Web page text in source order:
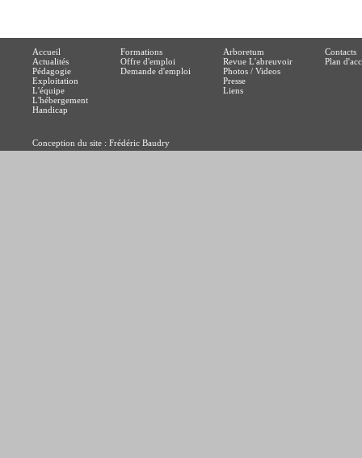
Accueil
Actualités
Pédagogie
Exploitation
L'équipe
L'hébergement
Handicap
Formations
Offre d'emploi
Demande d'emploi
Arboretum
Revue L'abreuvoir
Photos / Videos
Presse
Liens
Contacts
Plan
Conception du site : Frédéric Baudry